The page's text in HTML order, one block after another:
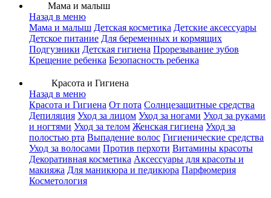
Мама и малыш
Назад в меню
Мама и малыш Детская косметика Детские аксессуары
Детское питание Для беременных и кормящих
Подгузники Детская гигиена Прорезывание зубов
Крещение ребенка Безопасность ребенка
Красота и Гигиена
Назад в меню
Красота и Гигиена От пота Солнцезащитные средства
Депиляция Уход за лицом Уход за ногами Уход за руками
и ногтями Уход за телом Женская гигиена Уход за
полостью рта Выпадение волос Гигиенические средства
Уход за волосами Против перхоти Витамины красоты
Декоративная косметика Аксессуары для красоты и
макияжа Для маникюра и педикюра Парфюмерия
Косметология